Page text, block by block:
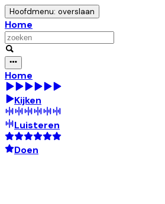
Hoofdmenu: overslaan
Home
Home
Kijken
Luisteren
Doen